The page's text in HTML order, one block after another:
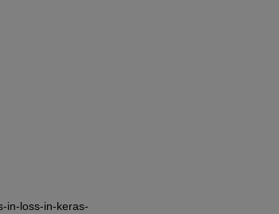
in-loss-in-keras-